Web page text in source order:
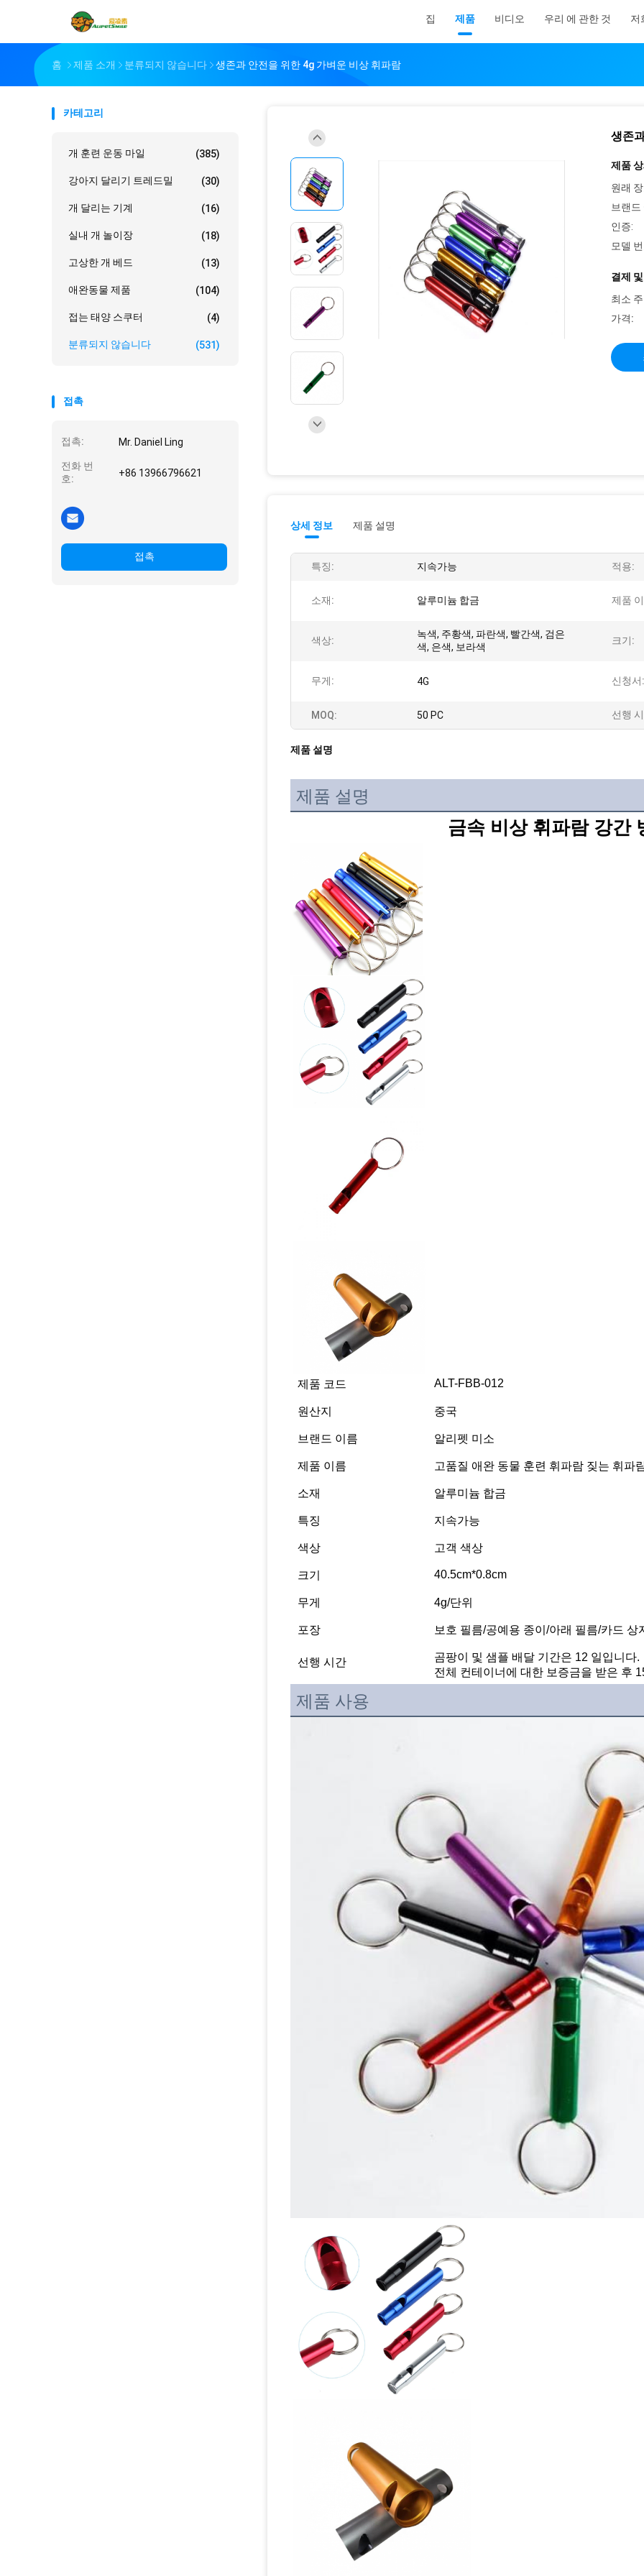
집 제품 비디오 우리 에 관한 것 저
홈 제품 소개 분류되지 않습니다 생존과 안전을 위한 4g 가벼운 비상 휘파람
카테고리
개 훈련 운동 마일 (385)
강아지 달리기 트레드밀 (30)
개 달리는 기계 (16)
실내 개 놀이장 (18)
고상한 개 베드 (13)
애완동물 제품 (104)
접는 태양 스쿠터 (4)
분류되지 않습니다 (531)
접촉
접촉: Mr. Daniel Ling
전화 번
호:
+86 13966796621
접촉
생존
제품
원래
브랜드
인증:
모델
결제
최소
가격:
상세 정보 제품 설명
특징: 지속가능 적용:
소재: 알루미늄 합금 제품
색상:
녹색, 주황색, 파란색, 빨간색, 검은
색, 은색, 보라색
크기:
무게: 4G 신청서:
MOQ: 50 PC 선행
제품 설명
제품 설명
금속 비상 휘파람 강간
제품 코드 ALT-FBB-012
원산지 중국
브랜드 이름 알리펫 미소
제품 이름 고품질 애완 동물 훈련 휘파람 짖는 휘파
소재 알루미늄 합금
특징 지속가능
색상 고객 색상
크기 40.5cm*0.8cm
무게 4g/단위
포장 보호 필름/공예용 종이/아래 필름/카드 상
선행 시간
곰팡이 및 샘플 배달 기간은 12 일입니다.
전체 컨테이너에 대한 보증금을 받은 후
제품 사용